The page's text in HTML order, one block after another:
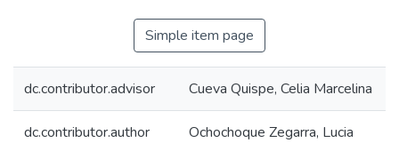
Simple item page
dc.contributor.advisor Cueva Quispe, Celia Marcelina
dc.contributor.author Ochochoque Zegarra, Lucia